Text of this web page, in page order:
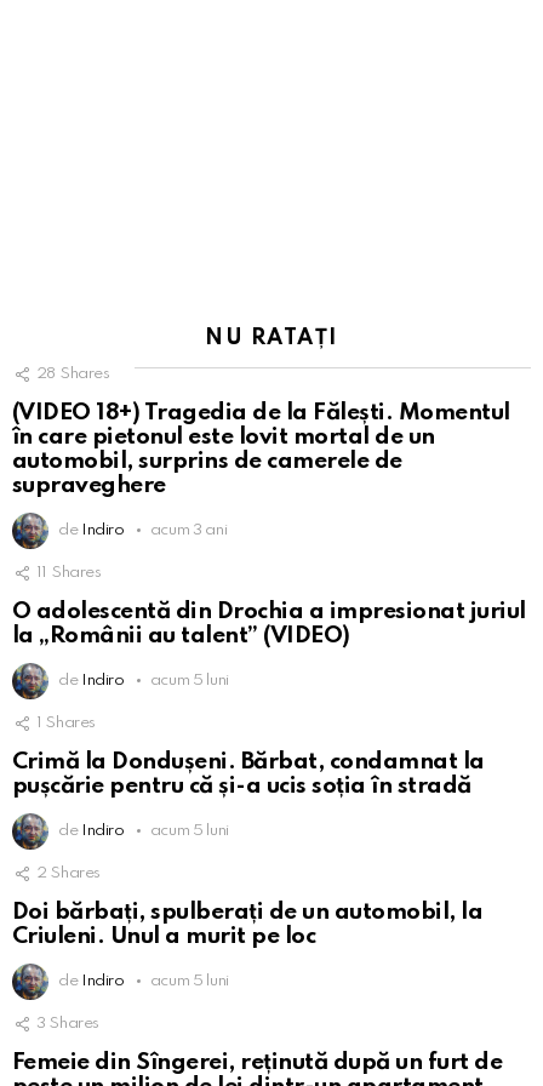
NU RATAȚI
28 Shares
(VIDEO 18+) Tragedia de la Fălești. Momentul
în care pietonul este lovit mortal de un
automobil, surprins de camerele de
supraveghere
de Indiro acum 3 ani
11 Shares
O adolescentă din Drochia a impresionat juriul
la „Românii au talent” (VIDEO)
de Indiro acum 5 luni
1 Shares
Crimă la Dondușeni. Bărbat, condamnat la
pușcărie pentru că și-a ucis soția în stradă
de Indiro acum 5 luni
2 Shares
Doi bărbați, spulberați de un automobil, la
Criuleni. Unul a murit pe loc
de Indiro acum 5 luni
3 Shares
Femeie din Sîngerei, reținută după un furt de